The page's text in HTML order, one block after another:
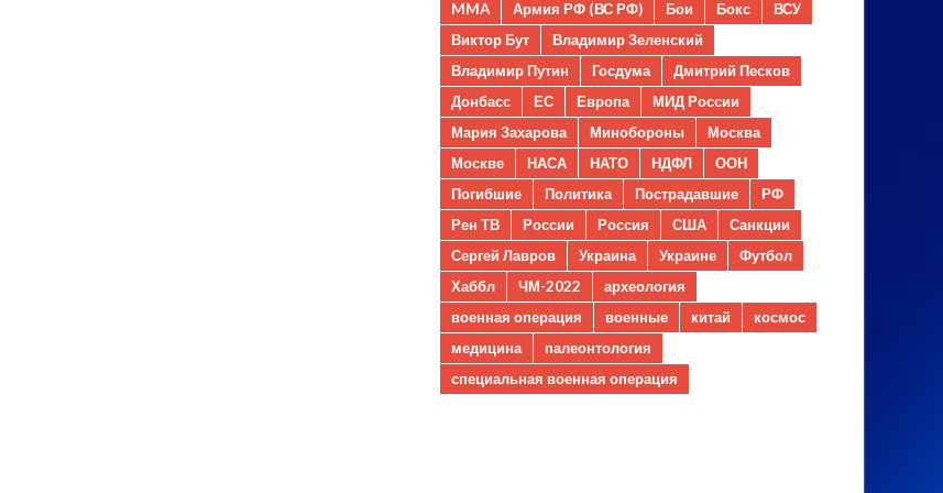
MMA Армия РФ (ВС РФ) Бои Бокс
ВСУ
Виктор Бут
Владимир Зеленский
Владимир Путин
Госдума
Дмитрий Песков
Донбасс
ЕС Европа
МИД России
Мария Захарова
Минобороны
Москва
Москве
НАСА НАТО НДФЛ
ООН
Погибшие
Политика Пострадавшие
РФ
Рен ТВ
России Россия США
Санкции
Сергей Лавров
Украина Украине
Футбол
Хаббл
ЧМ-2022
археология
военная операция
военные китай
космос
медицина
палеонтология
специальная военная операция